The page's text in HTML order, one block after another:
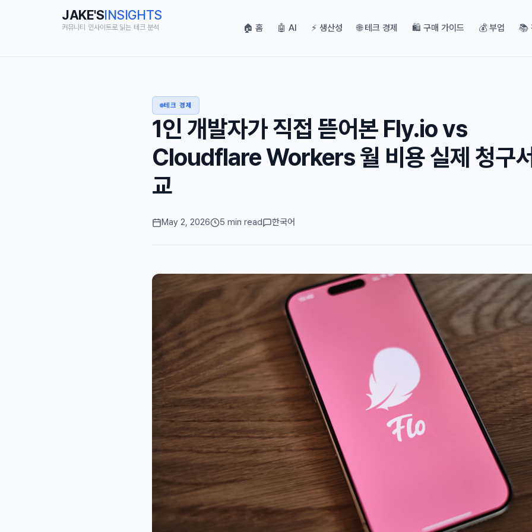
JAKE'SINSIGHTS
커뮤니티 인사이트로 읽는 테크 분석 🏠 홈 🤖 AI ⚡ 생산성 🌐 테크 경제 🛍️ 구매 가이드 💰 부업 📚
테크 경제
1인 개발자가 직접 뜯어본 Fly.io vs
Cloudflare Workers 월 비용 실제 청구
교
May 2, 2026 5 min read 한국어